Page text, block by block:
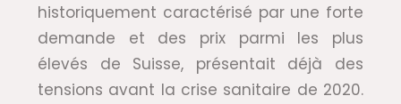
historiquement caractérisé par une forte
demande et des prix parmi les plus
élevés de Suisse, présentait déjà des
tensions avant la crise sanitaire de 2020.